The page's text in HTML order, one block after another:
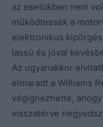
az esetükben nem
működtessék a
elektronikus
lassú és jóval
Az ugyanakkor
elmaradt a Williams
végignézhette,
visszatérve